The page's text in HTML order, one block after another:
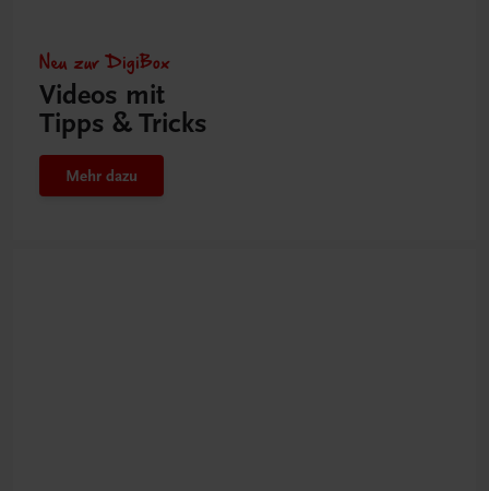
Neu zur DigiBox
Videos mit
Tipps & Tricks
Mehr dazu